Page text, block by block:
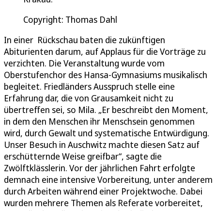
Copyright: Thomas Dahl
In einer Rückschau baten die zukünftigen
Abiturienten darum, auf Applaus für die Vorträge zu
verzichten. Die Veranstaltung wurde vom
Oberstufenchor des Hansa-Gymnasiums musikalisch
begleitet. Friedländers Ausspruch stelle eine
Erfahrung dar, die von Grausamkeit nicht zu
übertreffen sei, so Mila. „Er beschreibt den Moment,
in dem den Menschen ihr Menschsein genommen
wird, durch Gewalt und systematische Entwürdigung.
Unser Besuch in Auschwitz machte diesen Satz auf
erschütternde Weise greifbar“, sagte die
Zwölftklässlerin. Vor der jährlichen Fahrt erfolgte
demnach eine intensive Vorbereitung, unter anderem
durch Arbeiten während einer Projektwoche. Dabei
wurden mehrere Themen als Referate vorbereitet,